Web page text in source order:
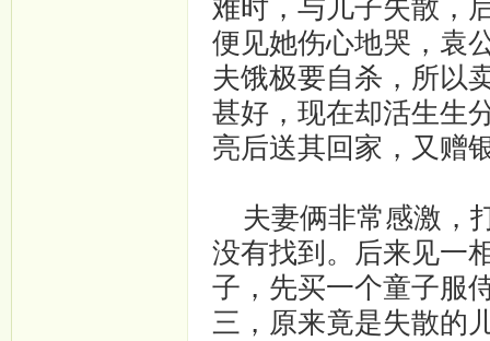
难时，与儿子失散，
便见她伤心地哭，袁
夫饿极要自杀，所以
甚好，现在却活生生
亮后送其回家，又赠
夫妻俩非常感激，
没有找到。后来见一
子，先买一个童子服
三，原来竟是失散的